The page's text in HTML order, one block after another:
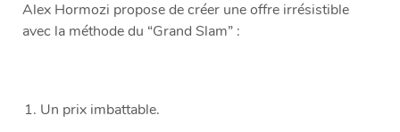
Alex Hormozi propose de créer une offre irrésistible
avec la méthode du “Grand Slam” :
Un prix imbattable.